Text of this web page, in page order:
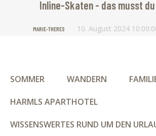
Inline-Skaten - das musst
MARIE-THERES 10. August 2024
SOMMER WANDERN
HARMLS APARTHOTEL
WISSENSWERTES RUND UM DEN